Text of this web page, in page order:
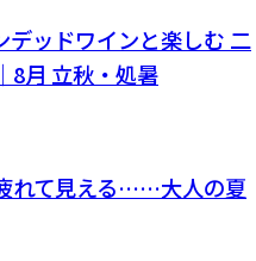
デッドワインと楽しむ 二
8月 立秋・処暑
れて見える……大人の夏